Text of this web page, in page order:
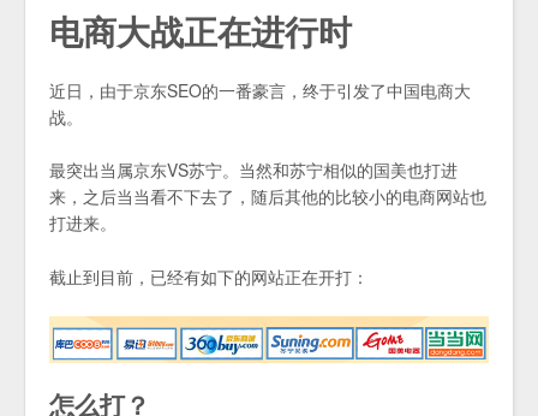
电商大战正在进行时
近日，由于京东SEO的一番豪言，终于引发了中国电商大
战。
最突出当属京东VS苏宁。当然和苏宁相似的国美也打进
来，之后当当看不下去了，随后其他的比较小的电商网站也
打进来。
截止到目前，已经有如下的网站正在开打：
怎么打？